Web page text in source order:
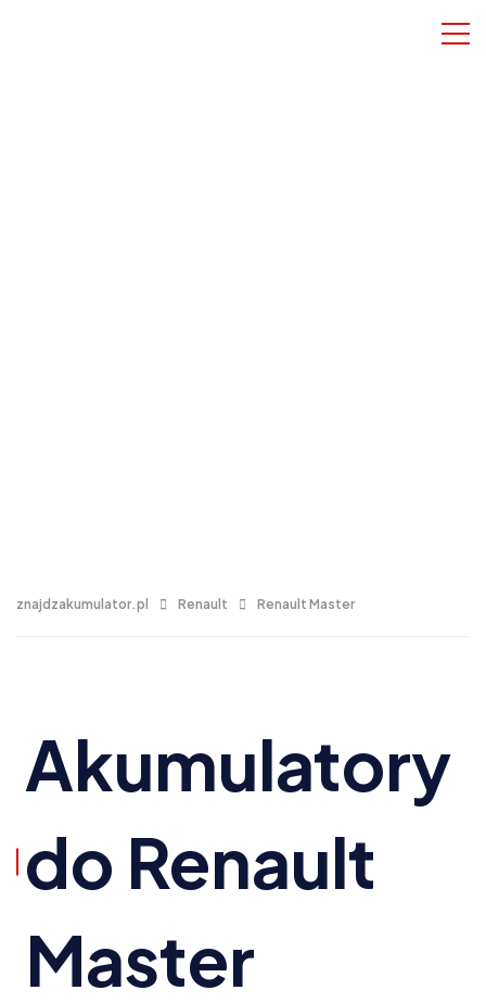
znajdzakumulator.pl Renault Renault Master
Akumulatory
do Renault
Master